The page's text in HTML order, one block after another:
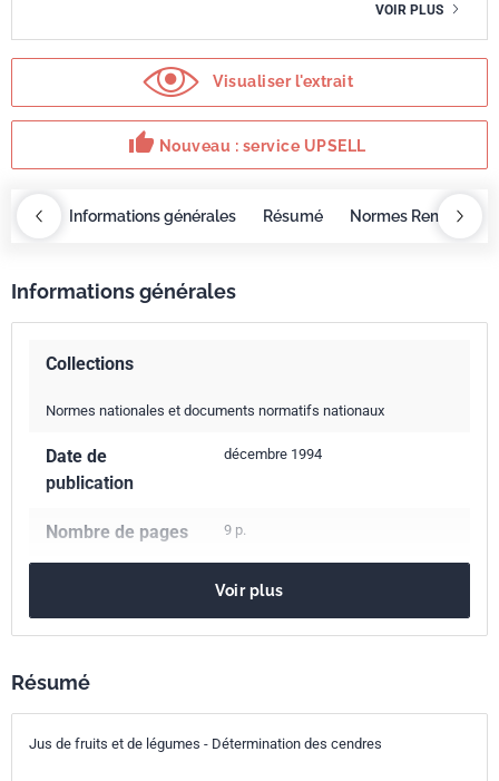
VOIR PLUS
Visualiser l'extrait
thumb_up Nouveau : service UPSELL
Informations générales Résumé Normes
Informations générales
Collections
Normes nationales et documents normatifs nationaux
Date de
publication
décembre 1994
Nombre de pages 9 p.
Codes ICS
67.160.20
classement
Voir plus
Résumé
Jus de fruits et de légumes - Détermination des cendres